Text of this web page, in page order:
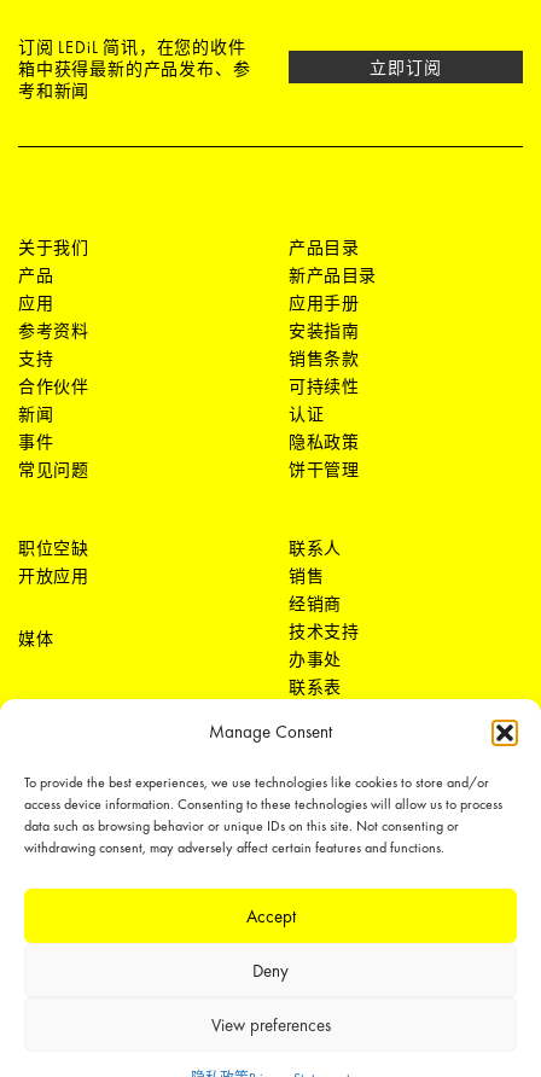
Manage Consent
To provide the best experiences, we use technologies like cookies to store and/or
access device information. Consenting to these technologies will allow us to process
data such as browsing behavior or unique IDs on this site. Not consenting or
withdrawing consent, may adversely affect certain features and functions.
Accept
Deny
View preferences
订阅 LEDiL 简讯，在您的收件
箱中获得最新的产品发布、参
考和新闻
立即订阅
关于我们
产品
应用
参考资料
支持
合作伙伴
新闻
事件
常见问题
产品目录
新产品目录
应用手册
安装指南
销售条款
可持续性
认证
隐私政策
饼干管理
职位空缺
开放应用
媒体
联系人
销售
经销商
技术支持
办事处
联系表
LEDiL Group
Copyright © 2018-2026 LEDiL. All rights reserved.
our products with patents, trademarks, design rights or other intellectual